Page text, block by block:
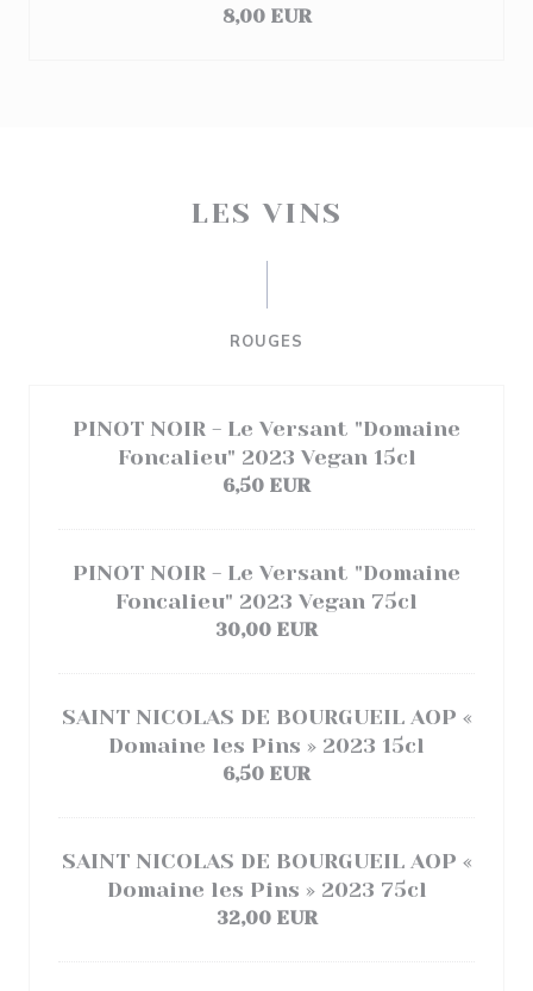
8,00 EUR
LES VINS
ROUGES
PINOT NOIR - Le Versant "Domaine
Foncalieu" 2023 Vegan 15cl
6,50 EUR
PINOT NOIR - Le Versant "Domaine
Foncalieu" 2023 Vegan 75cl
30,00 EUR
SAINT NICOLAS DE BOURGUEIL AOP «
Domaine les Pins » 2023 15cl
6,50 EUR
SAINT NICOLAS DE BOURGUEIL AOP «
Domaine les Pins » 2023 75cl
32,00 EUR